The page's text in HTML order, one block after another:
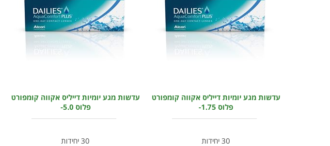
עדשות מגע יומיות דייליס אקווה קומפורט
פלוס 1.75-
30 יחידות
עדשות מגע יומיות דייליס אקווה קומפורט
פלוס 5.0-
30 יחידות